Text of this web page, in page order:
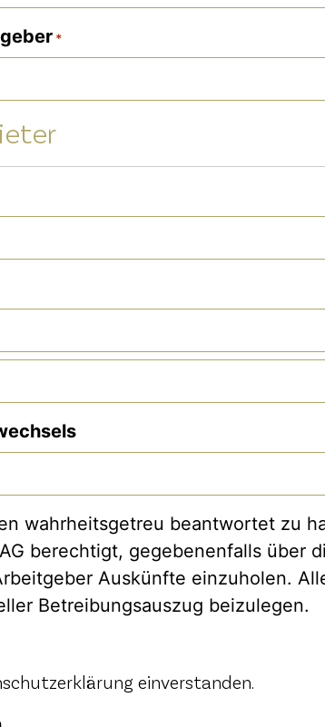
*
wahrheitsgetreu beantwortet zu
AG berechtigt, gegebenenfalls
Auskünfte einzuholen.
Betreibungsauszug beizulegen.
einverstanden.